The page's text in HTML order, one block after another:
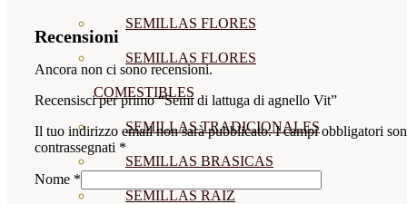
SEMILLAS FLORES
SEMILLAS FLORES
COMESTIBLES
SEMILLAS TRADICIONALES
SEMILLAS BRASICAS
SEMILLAS RAÍZ
Recensioni
Ancora non ci sono recensioni.
Recensisci per primo “Semi di lattuga di agnello Vit”
Il tuo indirizzo email non sarà pubblicato. I campi obbligatori
contrassegnati *
Nome *